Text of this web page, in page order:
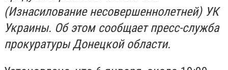
(Изнасилование несовершеннолетней) УК
Украины. Об этом сообщает пресс-служба
прокуратуры Донецкой области.